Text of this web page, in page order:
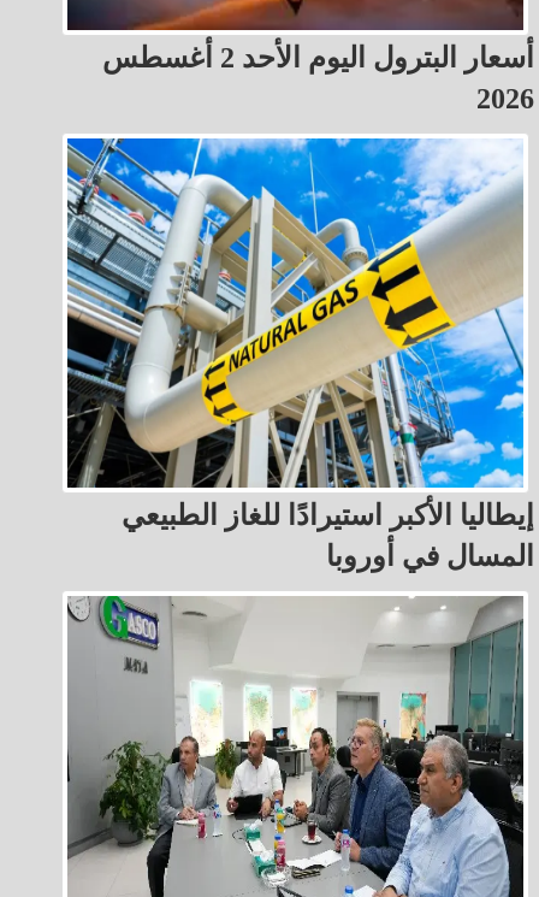
أسعار البترول اليوم الأحد 2 أغسطس
2026
إيطاليا الأكبر استيرادًا للغاز الطبيعي
المسال في أوروبا